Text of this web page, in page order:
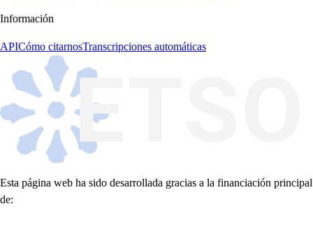
Información
APICómo citarnosTranscripciones automáticas
Esta página web ha sido desarrollada gracias a la financiación principal
de: